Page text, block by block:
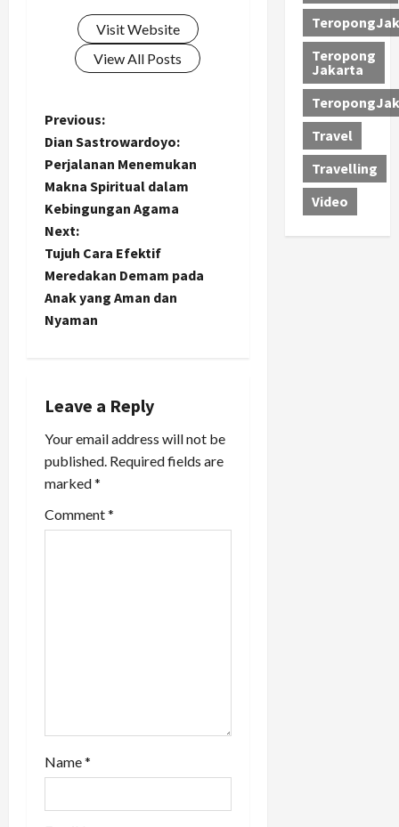
Visit Website
View All Posts
P
o
s
t
n
a
g
a
t
i
Previous:
Dian Sastrowardoyo:
Perjalanan Menemukan
Makna Spiritual dalam
Kebingungan Agama
Next:
Tujuh Cara Efektif
Meredakan Demam pada
Anak yang Aman dan
Nyaman
Leave a Reply
Your email address will not be
published. Required fields are
marked*
Comment*
Name*
Teropong
Jakarta
Travel
Travelling
Video